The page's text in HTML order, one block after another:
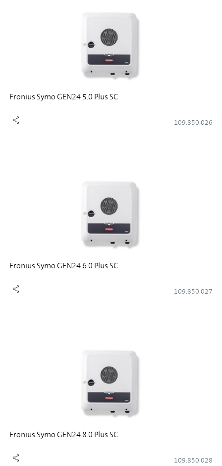
Fronius Symo GEN24 5.0 Plus SC
109.850.026
Fronius Symo GEN24 6.0 Plus SC
109.850.027
Fronius Symo GEN24 8.0 Plus SC
109.850.028